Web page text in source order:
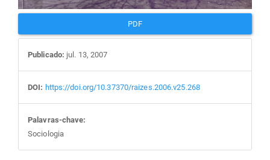
PDF
Publicado: jul. 13, 2007
DOI: https://doi.org/10.37370/raizes.2006.v25.268
Palavras-chave:
Sociologia